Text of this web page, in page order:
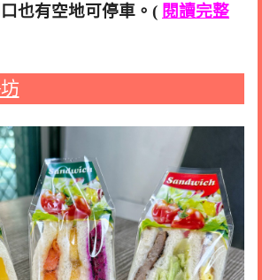
也有空地可停車。( 閱讀完整